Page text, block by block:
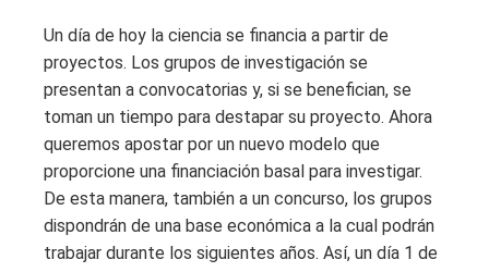
Un día de hoy la ciencia se financia a partir de
proyectos. Los grupos de investigación se
presentan a convocatorias y, si se benefician, se
toman un tiempo para destapar su proyecto. Ahora
queremos apostar por un nuevo modelo que
proporcione una financiación basal para investigar.
De esta manera, también a un concurso, los grupos
dispondrán de una base económica a la cual podrán
trabajar durante los siguientes años. Así, un día 1 de